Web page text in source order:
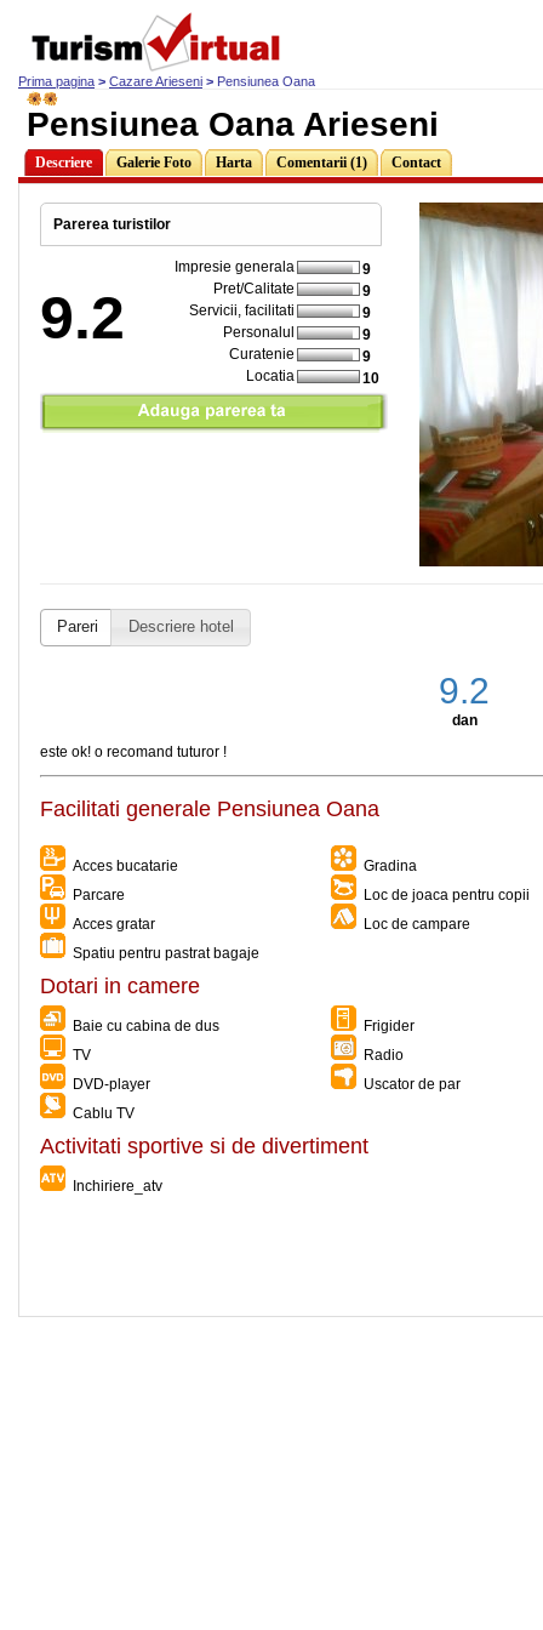
Prima pagina > Cazare Arieseni > Pensiunea Oana
Pensiunea Oana Arieseni
Descriere Galerie Foto Harta Comentarii (1) Contact
Parerea turistilor
9.2
Impresie generala
9
Pret/Calitate
9
Servicii, facilitati
9
Personalul
9
Curatenie
9
Locatia
10
Pareri Descriere hotel
9.2
dan
este ok! o recomand tuturor !
Facilitati generale Pensiunea Oana
Acces bucatarie
Gradina
Parcare
Loc de joaca pentru copii
Acces gratar
Loc de campare
Spatiu pentru pastrat bagaje
Dotari in camere
Baie cu cabina de dus
Frigider
TV
Radio
DVD-player
Uscator de par
Cablu TV
Activitati sportive si de divertiment
Inchiriere_atv